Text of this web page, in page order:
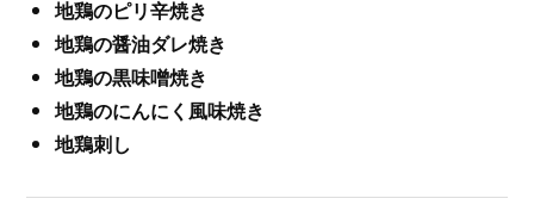
地鶏のピリ辛焼き
地鶏の醤油ダレ焼き
地鶏の黒味噌焼き
地鶏のにんにく風味焼き
地鶏刺し